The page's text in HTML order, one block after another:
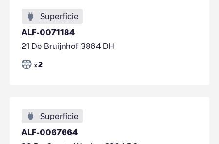
Superfície
ALF-0071184
21 De Bruijnhof 3864 DH
x 2
Superfície
ALF-0067664